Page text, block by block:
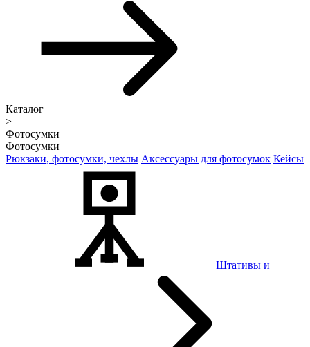
Каталог
>
Фотосумки
Фотосумки
Рюкзаки, фотосумки, чехлы Аксессуары для фотосумок Кейсы
Штативы и